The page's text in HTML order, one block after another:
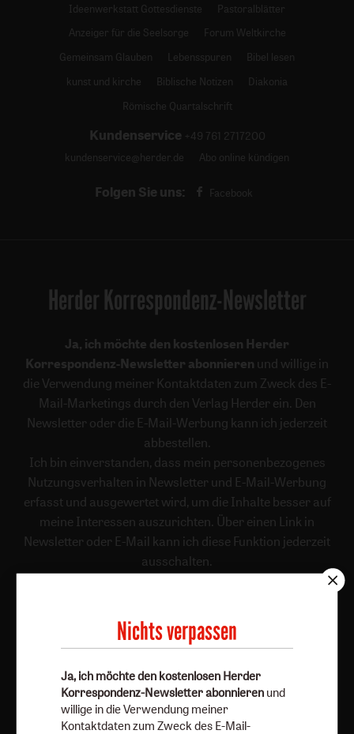
Ideenwerkstatt Gottesdienste
Pastoralblätter
Anzeiger für die Seelsorge
Forum Weltkirche
Gemeinsam Glauben
Lebensspuren
Bibel lesen
kunst und kirche
Biblische Notizen
Diakonia
Römische Quartalschrift
Kundenservice +49 761 2717200
kundenservice@herder.de
Abo online kündigen
Folgen Sie uns: Facebook
Herder Korrespondenz-Newsletter
Ja, ich möchte den kostenlosen Herder
Korrespondenz-Newsletter abonnieren und willige in
die Verwendung meiner Kontaktdaten zum Zweck des E-
Mail-Marketings durch den Verlag Herder ein. Den
Newsletter oder die E-Mail-Werbung kann ich jederzeit
abbestellen.
Ich bin einverstanden, dass mein personenbezogenes
Nutzungsverhalten in Newsletter und E-Mail-Werbung
erfasst und ausgewertet wird, um die Inhalte besser auf
meine Interessen auszurichten. Über einen Link in
Newsletter oder E-Mail kann ich diese Funktion jederzeit
ausschalten.
Nichts verpassen
Ja, ich möchte den kostenlosen Herder
Korrespondenz-Newsletter abonnieren und
willige in die Verwendung meiner
Kontaktdaten zum Zweck des E-Mail-